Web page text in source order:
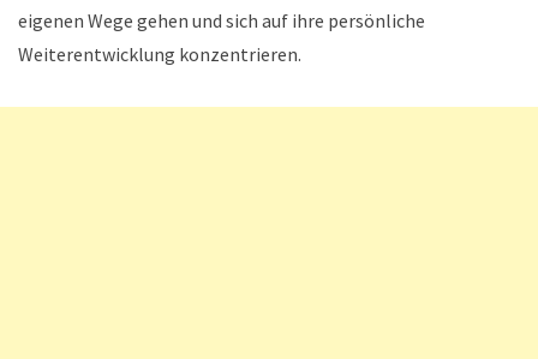
eigenen Wege gehen und sich auf ihre persönliche
Weiterentwicklung konzentrieren.